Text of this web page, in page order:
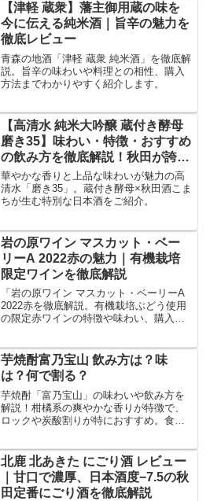
【津軽 蔵衆】藩主御用蔵の味を
今に伝える純米酒｜旨辛の魅力を
徹底レビュー
青森の地酒「津軽 蔵衆 純米酒」を徹底解
説。旨辛の味わいや料理との相性、購入
方法までわかりやすく紹介します。
【高清水 純米大吟醸 蔵付き酵母
磨き35】味わい・特徴・おすすめ
の飲み方を徹底解説！秋田が誇る
限定日本酒
華やかな香りと上品な味わいが魅力の高
清水「磨き35」。蔵付き酵母×秋田酒こま
ちが生む特別な日本酒をご紹介。
岩の原ワイン マスカット・ベー
リーA 2022赤の魅力｜有機栽培
限定ワインを徹底解説
「岩の原ワイン マスカット・ベーリーA
2022赤を徹底解説。有機栽培ぶどう使用
の限定赤ワインの特徴や味わい、購入方
芋焼酎富乃宝山 飲み方は？味
は？何で割る？
芋焼酎「富乃宝山」の味わいや飲み方を
解説！柑橘系の爽やかな香りが特徴で、
ロックや炭酸割りが特におすすめ。食中
北鹿 北あきた にごり酒 レビュー
｜甘口で濃厚、日本酒度−7.5の秋
田定番にごり酒を徹底解説